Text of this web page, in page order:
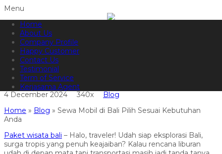
Menu
Home
About Us
Company Profile
Happy Customer
Contact Us
Testimonial
Term of Service
Kerjasama Agent
Informasi lebih lanjut?
Sewa Mobil di Bali Pilih Sesuai
Kebutuhan Anda
4 December 2024 340x
Blog
Home » Blog » Sewa Mobil di Bali Pilih Sesuai Kebutuhan
Anda
Paket wisata bali – Halo, traveler! Udah siap eksplorasi Bali,
surga tropis yang penuh keajaiban? Kalau rencana liburan